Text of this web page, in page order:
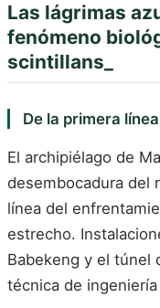
Las lágrimas
fenómeno
scintillans_
De la primera
El archipiélago de
desembocadura del
línea del
estrecho.
Babekeng y el túnel
técnica de